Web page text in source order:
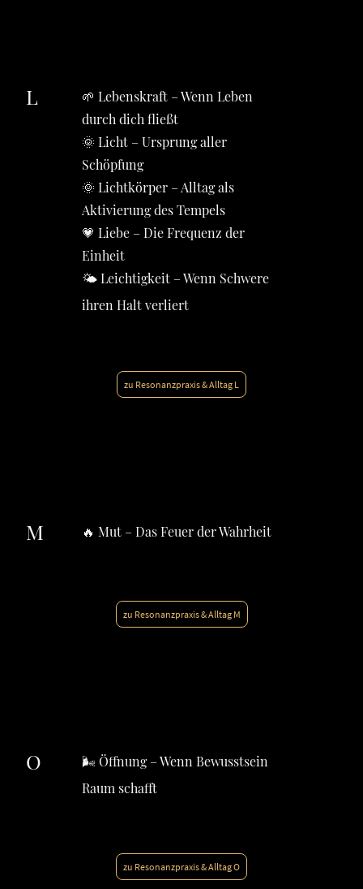
L
🌱 Lebenskraft – Wenn Leben
durch dich fließt
🌞 Licht – Ursprung aller
Schöpfung
🌞 Lichtkörper – Alltag als
Aktivierung des Tempels
💗 Liebe – Die Frequenz der
Einheit
🌤️ Leichtigkeit – Wenn Schwere
ihren Halt verliert
zu Resonanzpraxis & Alltag L
M 🔥 Mut – Das Feuer der Wahrheit
zu Resonanzpraxis & Alltag M
O
🌬️ Öffnung – Wenn Bewusstsein
Raum schafft
zu Resonanzpraxis & Alltag O